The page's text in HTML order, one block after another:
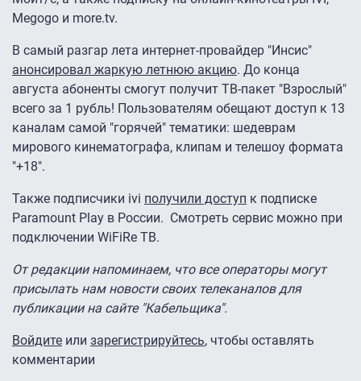
Megogo и more.tv.
В самый разгар лета интернет-провайдер "Инсис"
анонсировал жаркую летнюю акцию. До конца
августа абоненты смогут получит ТВ-пакет "Взрослый"
всего за 1 рубль! Пользователям обещают доступ к 13
каналам самой "горячей" тематики: шедеврам
мирового кинематографа, клипам и телешоу формата
"+18".
Также подписчики ivi получили доступ к подписке
Paramount Play в России. Смотреть сервис можно при
подключении WiFiRe ТВ.
От редакции напоминаем, что все операторы могут
присылать нам новости своих телеканалов для
публикации на сайте "Кабельщика".
Войдите или зарегистрируйтесь, чтобы оставлять
комментарии